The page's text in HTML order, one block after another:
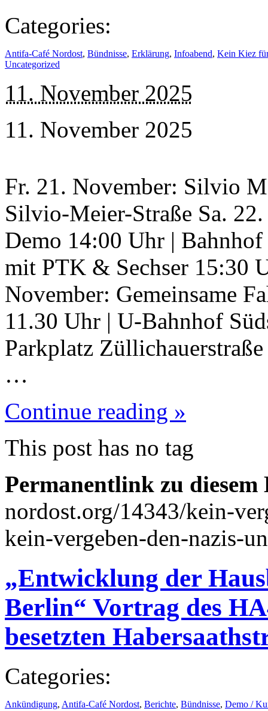
Categories:
Antifa-Café Nordost, Bündnisse, Erklärung, Infoabend, Kein Kiez
Uncategorized
11. November 2025
11. November 2025
Fr. 21. November: Silvio
Silvio-Meier-Straße Sa.
Demo 14:00 Uhr |
mit PTK & Sechser 15:30
November: Gemeinsame
11.30 Uhr | U-Bahnhof
Parkplatz
…
Continue reading »
This post has no tag
Permanentlink zu
nordost.org/14343/kein-
kein-vergeben-den-nazis-
„Entwicklung der
Berlin“ Vortrag des
besetzten
Categories:
Ankündigung, Antifa-Café Nordost, Berichte, Bündnisse, Demo /